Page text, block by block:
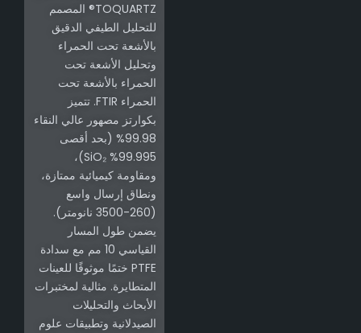
TOQUARTZ® المصمم
للتحليل الطيفي الدقيق
بالأشعة تحت الحمراء
وتحليل الأشعة تحت
الحمراء بالأشعة تحت
الحمراء FTIR. تتميز
بكوارتز مصهور عالي النقاء
99.98% (بحد أقصى
99.995% SiO₂)،
ومقاومة كيميائية ممتازة،
ونطاق إرسال واسع
(260-3500 نانومتر).
يضمن طول المسار
القياسي 10 مم مع سدادة
PTFE ختمًا موثوقًا للعينات
المتطايرة. مثالية لمختبرات
الأبحاث والتحليلات
الصيدلانية وتطبيقات علوم